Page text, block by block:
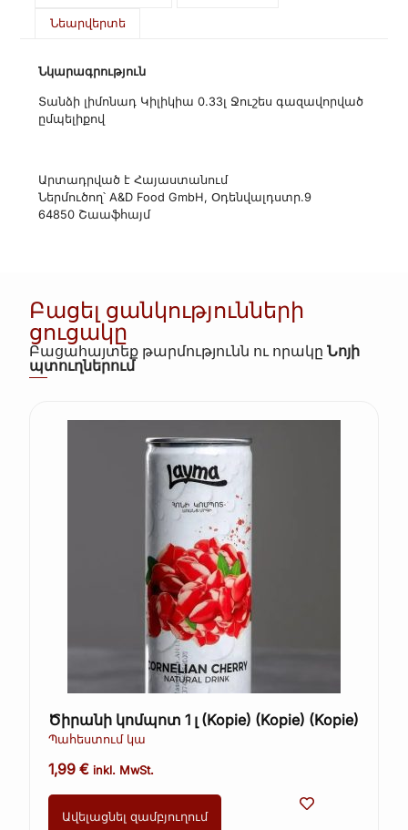
Նեարվերտե
Նկարագրություն
Տանձի լիմոնադ Կիլիկիա 0.33լ Ջուշես գազավորված
ըմպելիքով
Արտադրված է Հայաստանում
Ներմուծող՝ A&D Food GmbH, Օդենվալդստր.9
64850 Շաաֆհայմ
Բացել ցանկությունների
ցուցակը
Բացահայտեք թարմությունն ու որակըՆոյի
պտուղներում
Ծիրանի կոմպոտ 1 լ (Kopie) (Kopie) (Kopie)
Պահեստում կա
1,99€ inkl. MwSt.
Ավելացնել զամբյուղում